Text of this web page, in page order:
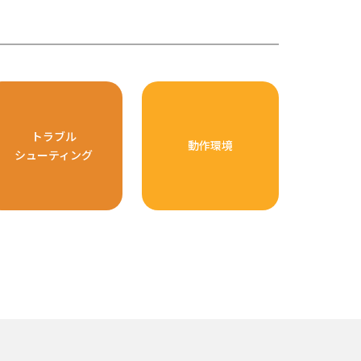
トラブル
シューティング
動作環境